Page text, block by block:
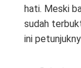
hati. Meski
sudah
ini